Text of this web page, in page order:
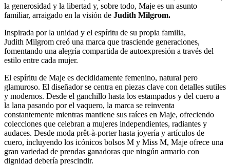
la generosidad y la libertad y, sobre todo, Maje es un asunto
familiar, arraigado en la visión de Judith Milgrom.
Inspirada por la unidad y el espíritu de su propia familia,
Judith Milgrom creó una marca que trasciende generaciones,
fomentando una alegría compartida de autoexpresión a través del
estilo entre cada mujer.
El espíritu de Maje es decididamente femenino, natural pero
glamuroso. El diseñador se centra en piezas clave con detalles sutiles
y modernos. Desde el ganchillo hasta los estampados y del cuero a
la lana pasando por el vaquero, la marca se reinventa
constantemente mientras mantiene sus raíces en Maje, ofreciendo
colecciones que celebran a mujeres independientes, radiantes y
audaces. Desde moda prêt-à-porter hasta joyería y artículos de
cuero, incluyendo los icónicos bolsos M y Miss M, Maje ofrece una
gran variedad de prendas ganadoras que ningún armario con
dignidad debería prescindir.